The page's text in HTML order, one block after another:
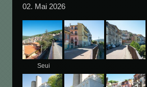
02. Mai 2026
Seui